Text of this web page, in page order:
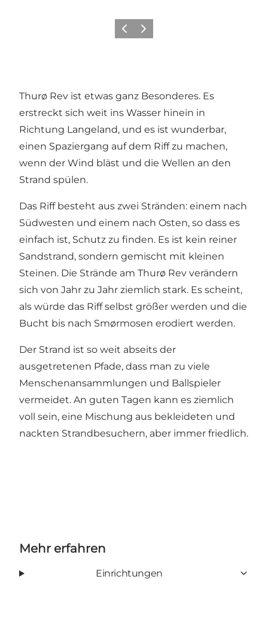
Vorherige Folie
Nächste Folie
Thurø Rev ist etwas ganz Besonderes. Es
erstreckt sich weit ins Wasser hinein in
Richtung Langeland, und es ist wunderbar,
einen Spaziergang auf dem Riff zu machen,
wenn der Wind bläst und die Wellen an den
Strand spülen.
Das Riff besteht aus zwei Stränden: einem nach
Südwesten und einem nach Osten, so dass es
einfach ist, Schutz zu finden. Es ist kein reiner
Sandstrand, sondern gemischt mit kleinen
Steinen. Die Strände am Thurø Rev verändern
sich von Jahr zu Jahr ziemlich stark. Es scheint,
als würde das Riff selbst größer werden und die
Bucht bis nach Smørmosen erodiert werden.
Der Strand ist so weit abseits der
ausgetretenen Pfade, dass man zu viele
Menschenansammlungen und Ballspieler
vermeidet. An guten Tagen kann es ziemlich
voll sein, eine Mischung aus bekleideten und
nackten Strandbesuchern, aber immer friedlich.
Mehr erfahren
Einrichtungen